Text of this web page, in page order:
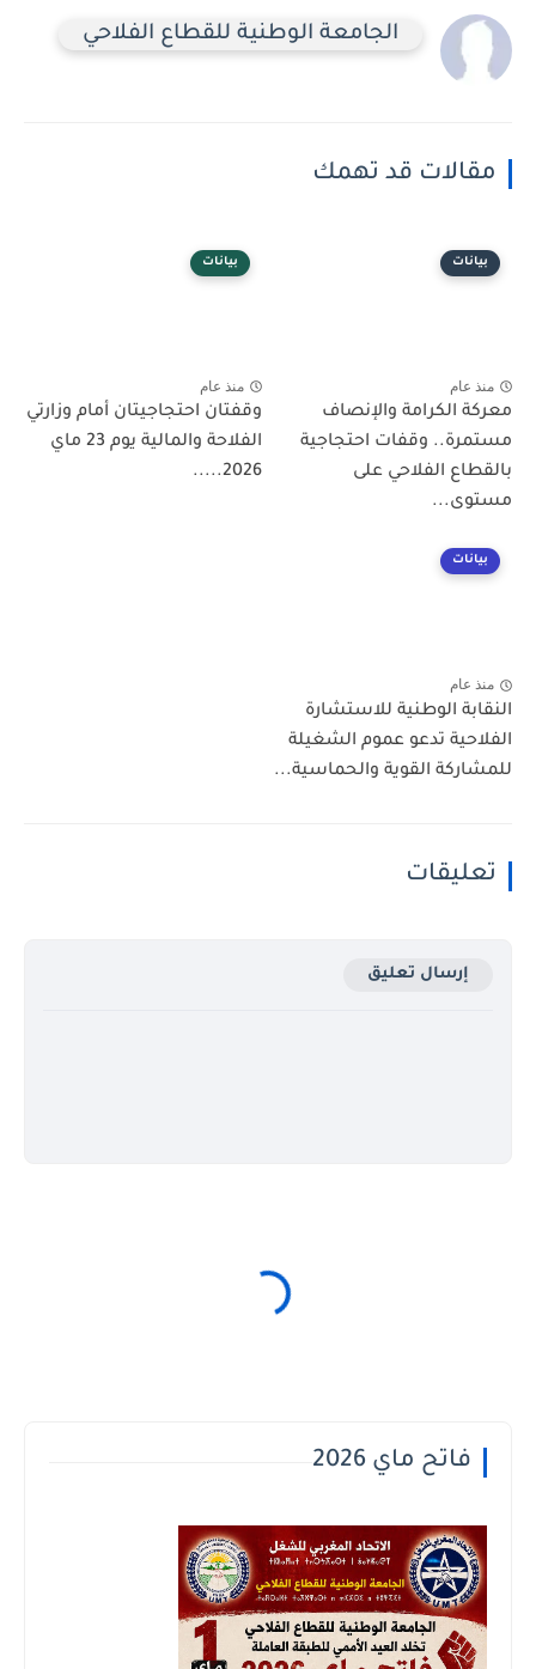
الجامعة الوطنية للقطاع الفلاحي
مقالات قد تهمك
بيانات
منذ عام
معركة الكرامة والإنصاف
مستمرة.. وقفات احتجاجية
بالقطاع الفلاحي على
مستوى...
بيانات
منذ عام
وقفتان احتجاجيتان أمام وزارتي
الفلاحة والمالية يوم 23 ماي
2026.....
بيانات
منذ عام
النقابة الوطنية للاستشارة
الفلاحية تدعو عموم الشغيلة
للمشاركة القوية والحماسية...
تعليقات
إرسال تعليق
فاتح ماي 2026